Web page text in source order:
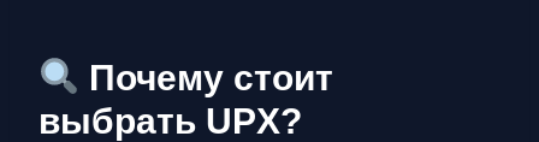
Почему стоит
выбрать UPX?